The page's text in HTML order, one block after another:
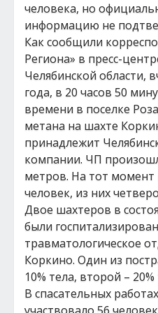
человека, но
информацию не
Как сообщили
Региона» в пресс-
Челябинской области,
года, в 20 часов 50
времени в поселке
метана на шахте
принадлежит
компании. ЧП
метров. На тот момент
человек, из них
Двое шахтеров в
были
травматологическое
Коркино. Один из
10% тела, второй – 20%
В спасательных